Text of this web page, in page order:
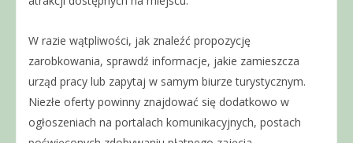
W razie wątpliwości, jak znaleźć propozycję
zarobkowania, sprawdź informacje, jakie zamieszcza
urząd pracy lub zapytaj w samym biurze turystycznym.
Niezłe oferty powinny znajdować się dodatkowo w
ogłoszeniach na portalach komunikacyjnych, postach